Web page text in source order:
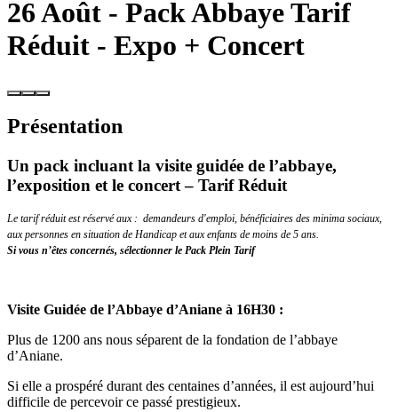
26 Août - Pack Abbaye Tarif
Réduit - Expo + Concert
Présentation
Un pack incluant la visite guidée de l’abbaye,
l’exposition et le concert – Tarif Réduit
Le tarif réduit est réservé aux : demandeurs d'emploi, bénéficiaires des minima sociaux,
aux personnes en situation de Handicap et aux enfants de moins de 5 ans.
Si vous n’êtes concernés, sélectionner le Pack Plein Tarif
Visite Guidée de l’Abbaye d’Aniane à 16H30 :
Plus de 1200 ans nous séparent de la fondation de l’abbaye
d’Aniane.
Si elle a prospéré durant des centaines d’années, il est aujourd’hui
difficile de percevoir ce passé prestigieux.